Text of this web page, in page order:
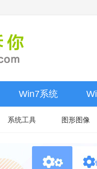
Win7系统
系统工具 图形图像